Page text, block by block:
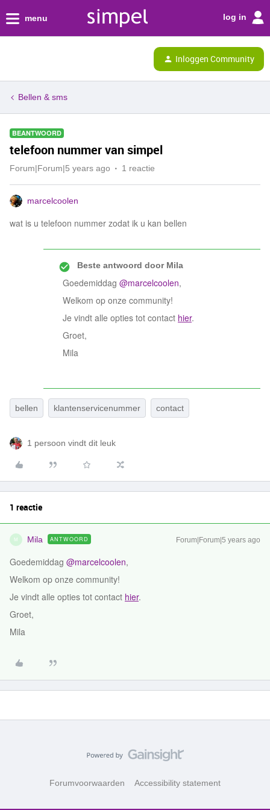
menu log in
Inloggen Community
Bellen & sms
BEANTWOORD
telefoon nummer van simpel
Forum|Forum|5 years ago 1 reactie
marcelcoolen
wat is u telefoon nummer zodat ik u kan bellen
Beste antwoord doorMila
Goedemiddag @marcelcoolen,
Welkom op onze community!
Je vindt alle opties tot contact hier.
Groet,
Mila
bellen klantenservicenummer contact
1 persoon vindt dit leuk
1 reactie
M Mila ANTWOORD Forum|Forum|5 years ago
Goedemiddag @marcelcoolen,
Welkom op onze community!
Je vindt alle opties tot contact hier.
Groet,
Mila
Forumvoorwaarden Accessibility statement